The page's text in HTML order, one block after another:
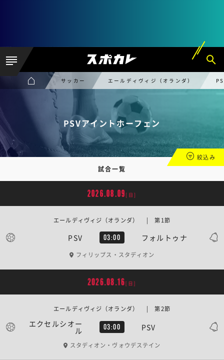
サッカー エールディヴィジ（オランダ）
PSVアイントホーフェン
試合一覧
絞込み
2026.08.09 [日]
PSV 03:00 フォルトゥナ
エールディヴィジ（オランダ） | 第1節
フィリップス・スタディオン
2026.08.16[日]
エクセルシオー
ル 03:00 PSV
エールディヴィジ（オランダ） | 第2節
スタディオン・ヴォウデステイン